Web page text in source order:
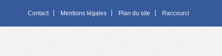
Contact Mentions légales Plan du site Raccourci